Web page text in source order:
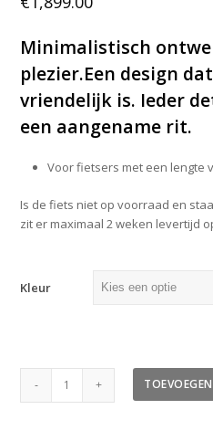
Minimalistisch
plezier.Een design
vriendelijk is. Ieder
een aangename rit.
Voor fietsers met een lengte
Is de fiets niet op voorraad en
zit er maximaal 2 weken levertijd
Kleur
Tenways